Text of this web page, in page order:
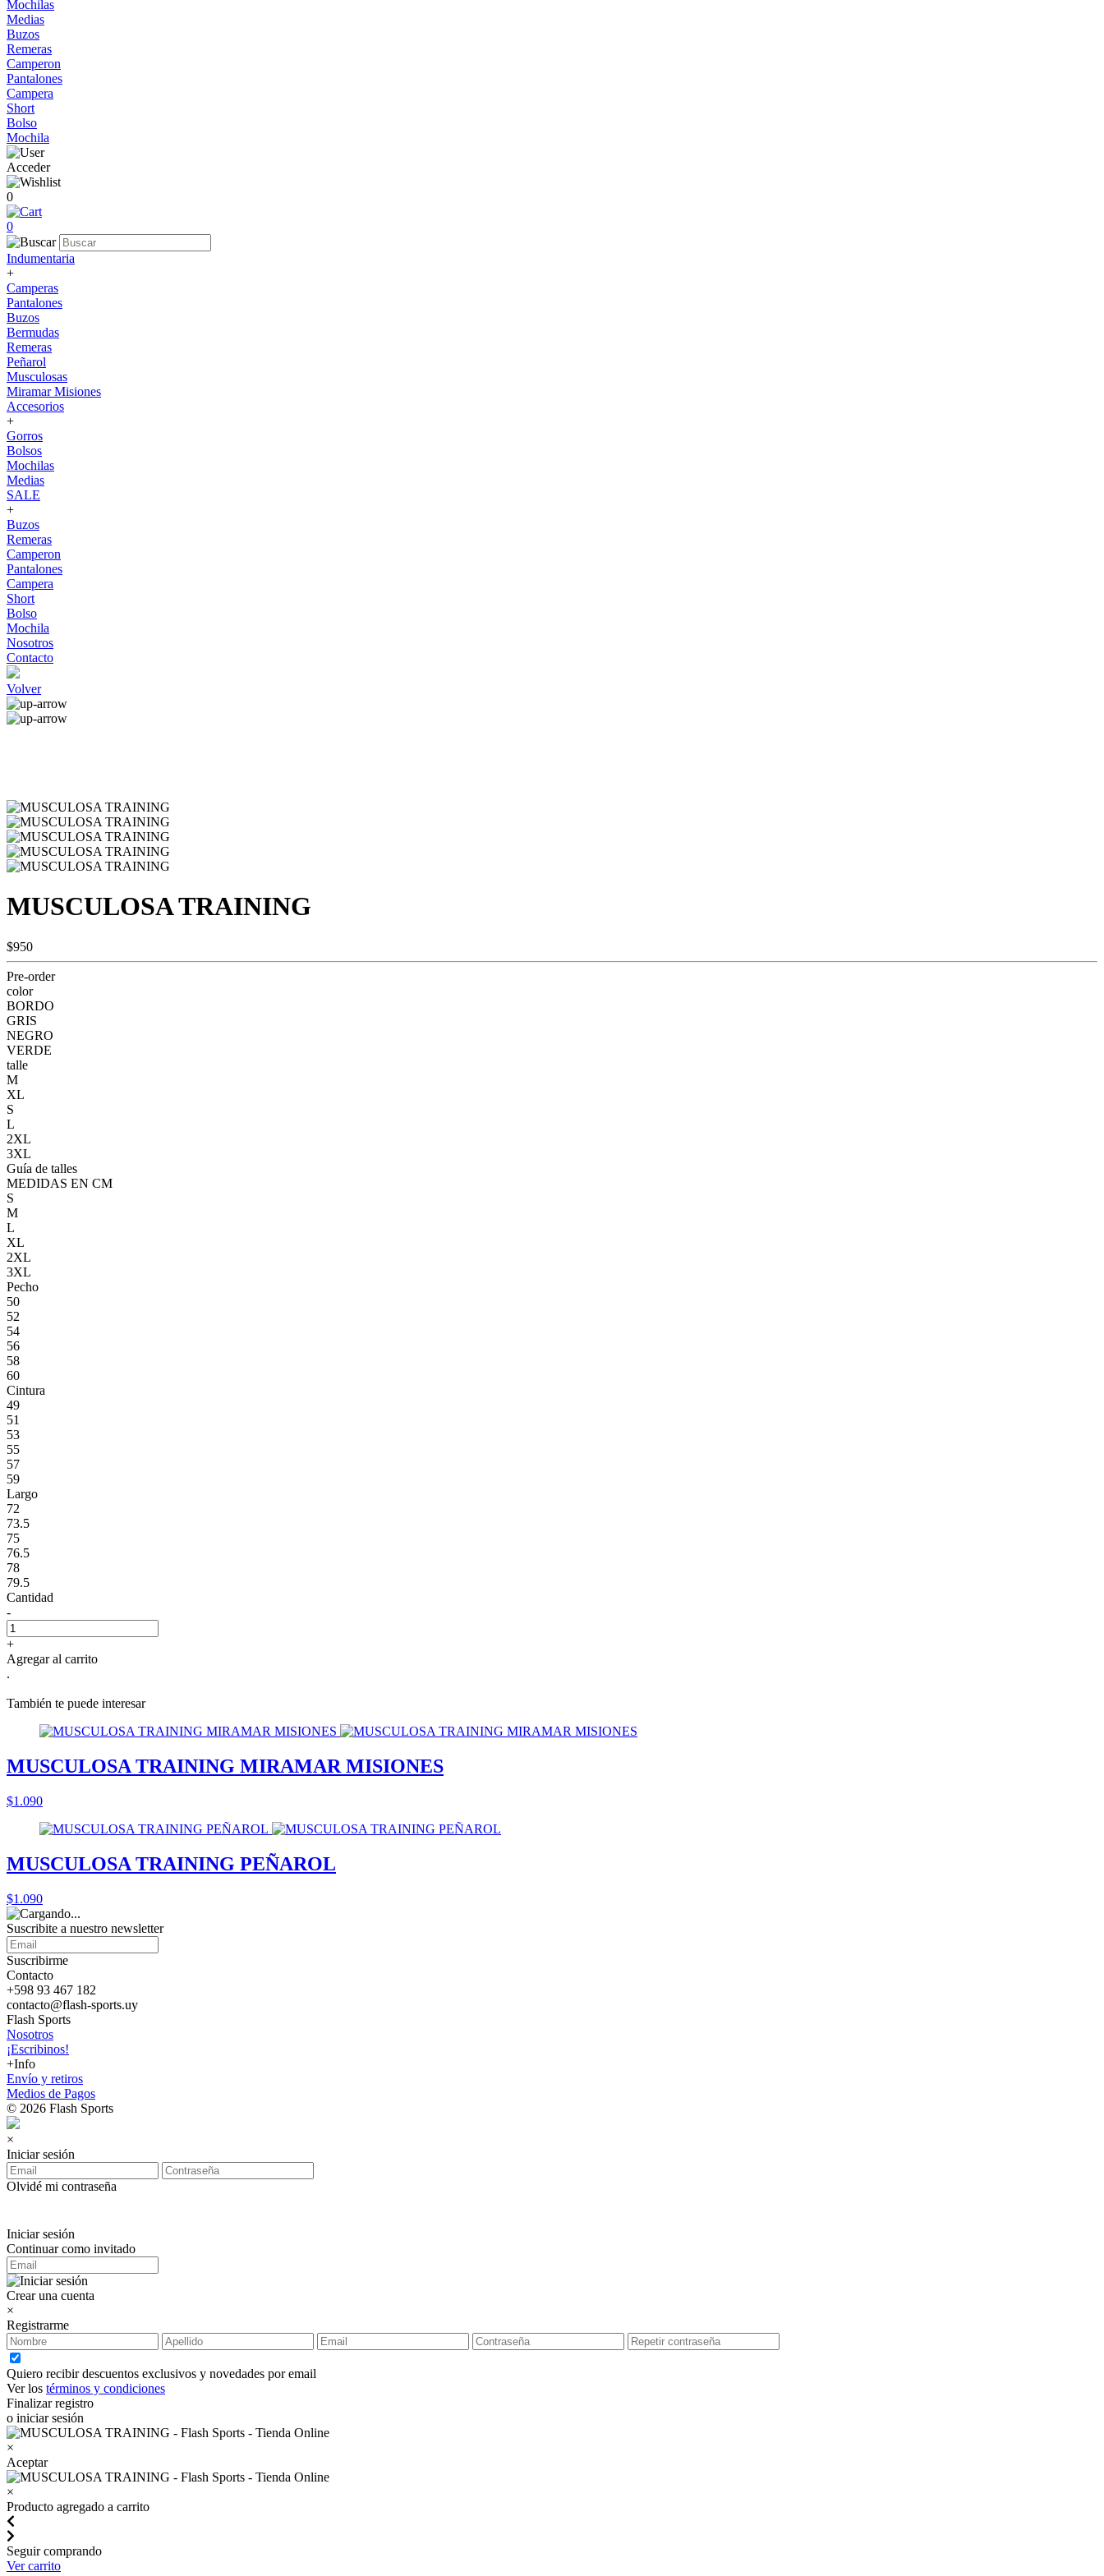
Mochilas
Medias
Buzos
Remeras
Camperon
Pantalones
Campera
Short
Bolso
Mochila
Acceder
0
0
Indumentaria
+
Camperas
Pantalones
Buzos
Bermudas
Remeras
Peñarol
Musculosas
Miramar Misiones
Accesorios
+
Gorros
Bolsos
Mochilas
Medias
SALE
+
Buzos
Remeras
Camperon
Pantalones
Campera
Short
Bolso
Mochila
Nosotros
Contacto
Volver
MUSCULOSA TRAINING
$950
Pre-order
color
BORDO
GRIS
NEGRO
VERDE
talle
M
XL
S
L
2XL
3XL
Guía de talles
MEDIDAS EN CM
S
M
L
XL
2XL
3XL
Pecho
50
52
54
56
58
60
Cintura
49
51
53
55
57
59
Largo
72
73.5
75
76.5
78
79.5
Cantidad
-
+
Agregar al carrito
.
También te puede interesar
MUSCULOSA TRAINING MIRAMAR MISIONES
$1.090
MUSCULOSA TRAINING PEÑAROL
$1.090
Suscribite a nuestro newsletter
Suscribirme
Contacto
+598 93 467 182
contacto@flash-sports.uy
Flash Sports
Nosotros
¡Escribinos!
+Info
Envío y retiros
Medios de Pagos
© 2026 Flash Sports
×
Iniciar sesión
Olvidé mi contraseña
Iniciar sesión
Continuar como invitado
Crear una cuenta
×
Registrarme
Quiero recibir descuentos exclusivos y novedades por email
Ver los términos y condiciones
Finalizar registro
o iniciar sesión
×
Aceptar
×
Producto agregado a carrito
Seguir comprando
Ver carrito